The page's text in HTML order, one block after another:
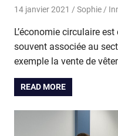
14 janvier 2021 Sophie
L’économie circulaire
souvent associée au
exemple la vente de
READ MORE